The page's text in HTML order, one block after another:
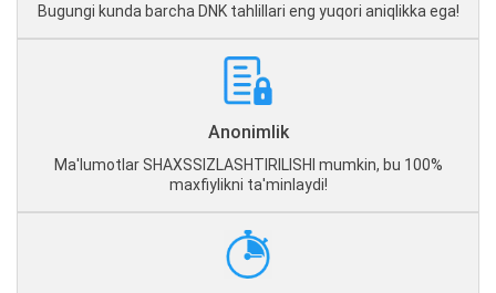
Bugungi kunda barcha DNK tahlillari eng yuqori aniqlikka ega!
Anonimlik
Ma'lumotlar SHAXSSIZLASHTIRILISHI mumkin, bu 100%
maxfiylikni ta'minlaydi!